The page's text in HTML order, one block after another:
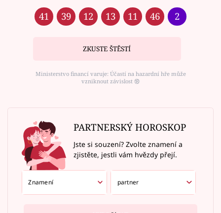
41 39 12 13 11 46 2
ZKUSTE ŠTĚSTÍ
Ministerstvo financí varuje: Účastí na hazardní hře může
vzniknout závislost ⑱
PARTNERSKÝ HOROSKOP
Jste si souzení? Zvolte znamení a
zjistěte, jestli vám hvězdy přejí.